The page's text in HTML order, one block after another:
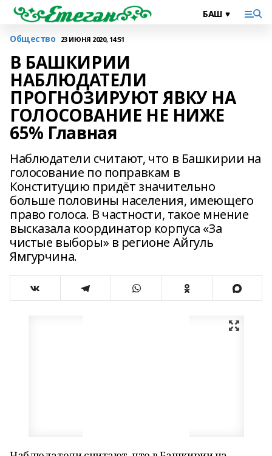
Общество 23 ИЮНЯ 2020, 14:51
В БАШКИРИИ
НАБЛЮДАТЕЛИ
ПРОГНОЗИРУЮТ ЯВКУ НА
ГОЛОСОВАНИЕ НЕ НИЖЕ
65% Главная
Наблюдатели считают, что в Башкирии на
голосование по поправкам в
Конституцию придёт значительно
больше половины населения, имеющего
право голоса. В частности, такое мнение
высказала координатор корпуса «За
чистые выборы» в регионе Айгуль
Ямгурчина.